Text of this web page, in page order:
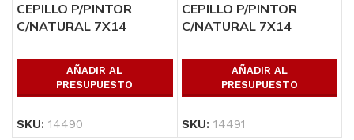
CEPILLO P/PINTOR
C/NATURAL 7X14
AÑADIR AL
PRESUPUESTO
SKU: 14490
CEPILLO P/PINTOR
C/NATURAL 7X14
AÑADIR AL
PRESUPUESTO
SKU: 14491